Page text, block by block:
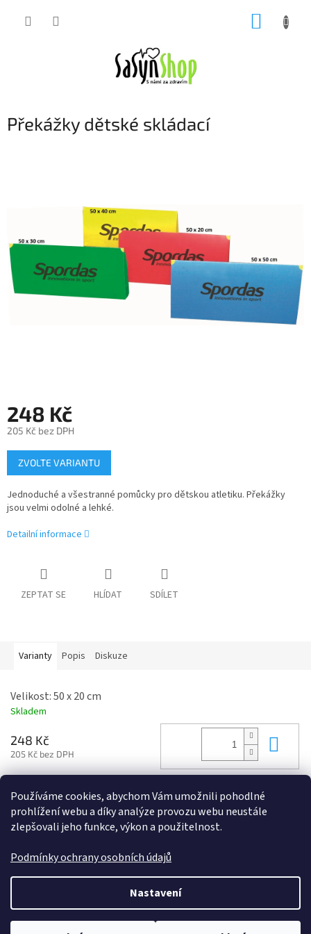
Používáme cookies, abychom Vám umožnili pohodlné
prohlížení webu a díky analýze provozu webu neustále
zlepšovali jeho funkce, výkon a použitelnost.
Podmínky ochrany osobních údajů
Nastavení
Překážky dětské skládací
248 Kč
205 Kč bez DPH
Měrná
cena:
ZVOLTE VARIANTU
Jednoduché a všestranné pomůcky pro dětskou atletiku. Překážky
jsou velmi odolné a lehké.
Detailní informace
ZEPTAT SE HLÍDAT SDÍLET
Varianty Popis Diskuze
Velikost: 50 x 20 cm
Skladem
248 Kč
205 Kč bez DPH
Copyright 2026SaSynShop.cz. Všechna práva vyhrazena.Upravit